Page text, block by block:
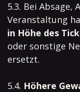
5.3. Bei Absage,
Veranstaltung
in Höhe des
oder sonstige
ersetzt.
5.4. Höhere